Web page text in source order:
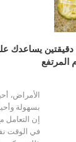
يساعدك
الأمراض،
بسهولة
إن
في الوقت